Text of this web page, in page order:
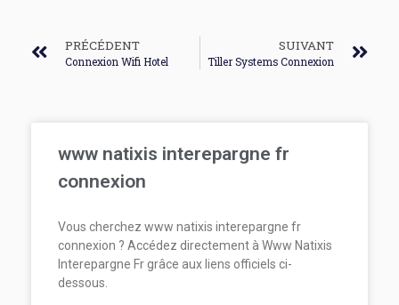
PRÉCÉDENT
Connexion Wifi Hotel
SUIVANT
Tiller Systems Connexion
www natixis interepargne fr
connexion
Vous cherchez www natixis interepargne fr
connexion ? Accédez directement à Www Natixis
Interepargne Fr grâce aux liens officiels ci-
dessous.